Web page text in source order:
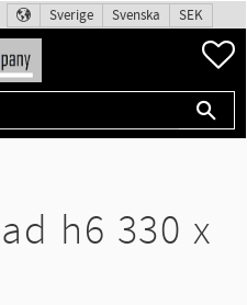
Sverige Svenska SEK
h6 330 x